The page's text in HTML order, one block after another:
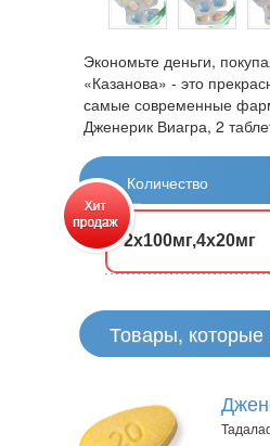
Экономьте деньги,
«Казанова» - это
самые современные
Дженерик Виагра, 2
Количество
2x100мг,4x20мг
Товары,